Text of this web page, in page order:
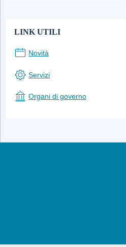
LINK UTILI
Novità
Servizi
Organi di governo